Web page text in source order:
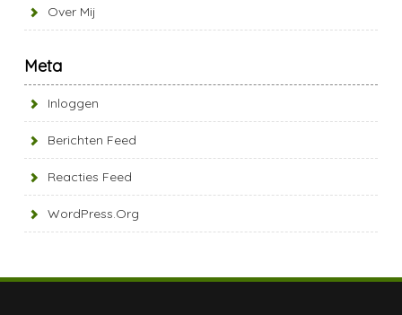
Over Mij
Meta
Inloggen
Berichten Feed
Reacties Feed
WordPress.org